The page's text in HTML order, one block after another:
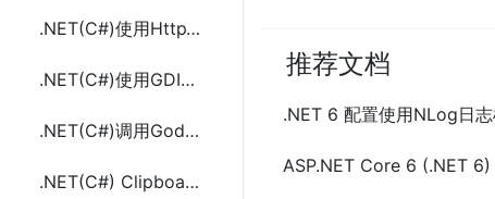
.NET(C#)使用HttpWebRequest、JavaScript(JS)和添加引用的三种方式调用WebService
.NET(C#)使用GDI+绘图(Graphics)实现打印带有条码(BarcodeLib)的小票
.NET(C#)调用Godex(科诚)条码打印机打条码的方法及示例代码
.NET(C#) Clipboard剪贴板内容(文本和Html)提取和替换方法及示例代码
推荐文档
.NET 6 配置使用NLog日
ASP.NET Core 6 (.NET